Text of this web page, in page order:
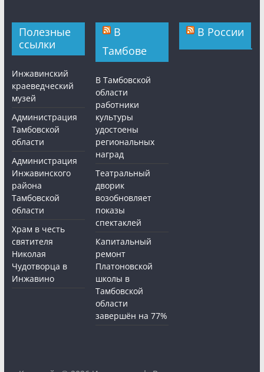
Полезные
ссылки
Инжавинский
краеведческий
музей
Администрация
Тамбовской
области
Администрация
Инжавинского
района
Тамбовской
области
Храм в честь
святителя
Николая
Чудотворца в
Инжавино
В
Тамбове
В Тамбовской
области
работники
культуры
удостоены
региональных
наград
Театральный
дворик
возобновляет
показы
спектаклей
Капитальный
ремонт
Платоновской
школы в
Тамбовской
области
завершён на 77%
В России